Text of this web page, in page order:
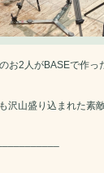
お2人がBASEで作っ
沢山盛り込まれた素